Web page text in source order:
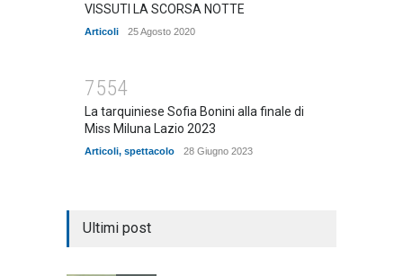
VISSUTI LA SCORSA NOTTE
Articoli 25 Agosto 2020
7554
La tarquiniese Sofia Bonini alla finale di
Miss Miluna Lazio 2023
Articoli, spettacolo 28 Giugno 2023
Ultimi post